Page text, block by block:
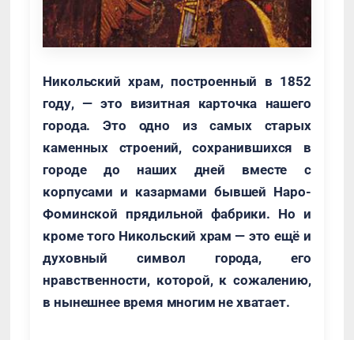
Никольский храм, построенный в 1852
году, — это визитная карточка нашего
города. Это одно из самых старых
каменных строений, сохранившихся в
городе до наших дней вместе с
корпусами и казармами бывшей Наро-
Фоминской прядильной фабрики. Но и
кроме того Никольский храм — это ещё и
духовный символ города, его
нравственности, которой, к сожалению,
в нынешнее время многим не хватает.